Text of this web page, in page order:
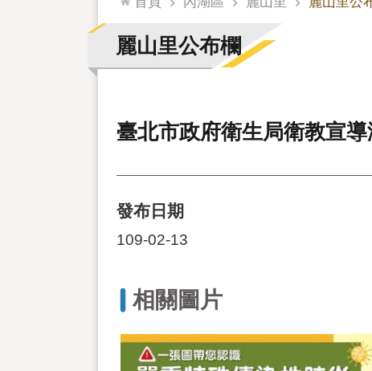
麗山里公布欄
臺北市政府衛生局衛教宣導
發布日期
109-02-13
相關圖片